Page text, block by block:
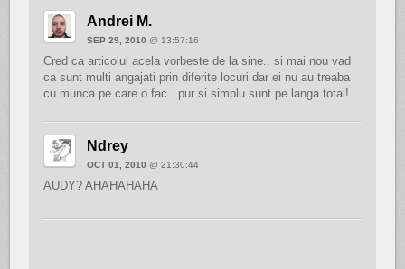
Andrei M.
SEP 29, 2010 @ 13:57:16
Cred ca articolul acela vorbeste de la sine.. si mai nou vad
ca sunt multi angajati prin diferite locuri dar ei nu au treaba
cu munca pe care o fac.. pur si simplu sunt pe langa total!
Ndrey
OCT 01, 2010 @ 21:30:44
AUDY? AHAHAHAHA